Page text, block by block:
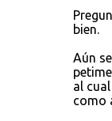
bien.
Aún
al
como